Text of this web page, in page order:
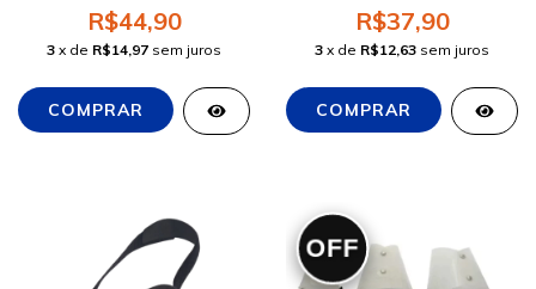
R$44,90
3 x de R$14,97 sem juros
R$37,90
3 x de R$12,63 sem juros
OFF